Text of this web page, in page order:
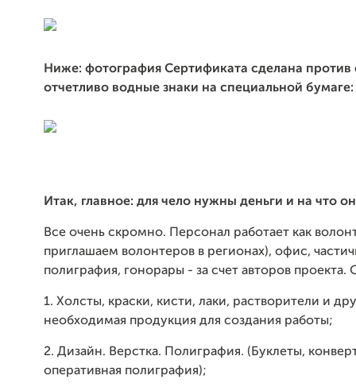
Ниже: фотография Сертификата сделана против
отчетливо водные знаки на специальной бумаге:
Итак, главное: для чело нужны деньги и на что
Все очень скромно. Персонал работает как
приглашаем волонтеров в регионах), офис,
полиграфия, гонорары - за счет авторов проекта.
1. Холсты, краски, кисти, лаки, растворители и
необходимая продукция для создания работы;
2. Дизайн. Верстка. Полиграфия. (Буклеты,
оперативная полиграфия);